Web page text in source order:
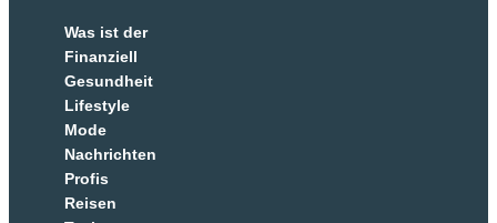
Was ist der
Finanziell
Gesundheit
Lifestyle
Mode
Nachrichten
Profis
Reisen